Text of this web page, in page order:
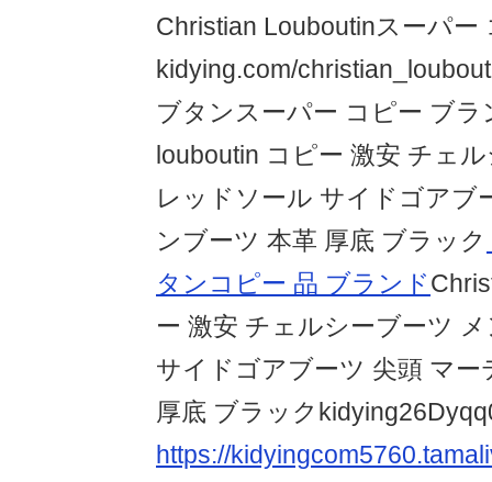
Christian Louboutinスーパー
kidying.com/
ブタンスーパー コピー ブラ
louboutin コピー 激安 チェ
レッドソール サイドゴアブ
ンブーツ 本革 厚底 ブラック
タンコピー 品 ブランド
ー 激安 チェルシーブーツ
サイドゴアブーツ 尖頭 マー
厚底 ブラック
https://